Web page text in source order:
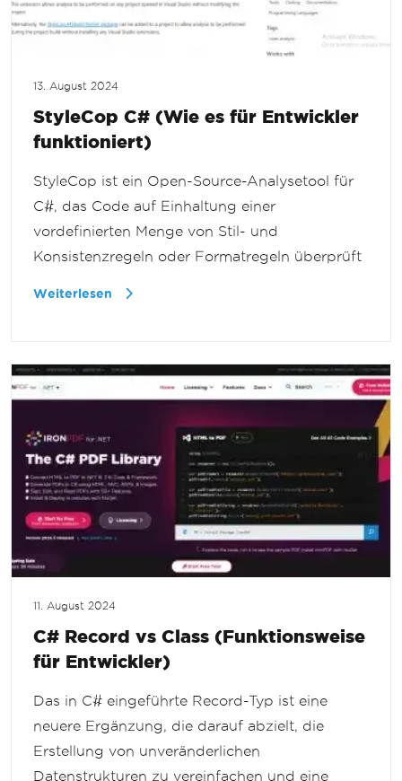
13. August 2024
StyleCop C# (Wie es für Entwickler
funktioniert)
StyleCop ist ein Open-Source-Analysetool für
C#, das Code auf Einhaltung einer
vordefinierten Menge von Stil- und
Konsistenzregeln oder Formatregeln überprüft
Weiterlesen
11. August 2024
C# Record vs Class (Funktionsweise
für Entwickler)
Das in C# eingeführte Record-Typ ist eine
neuere Ergänzung, die darauf abzielt, die
Erstellung von unveränderlichen
Datenstrukturen zu vereinfachen und eine